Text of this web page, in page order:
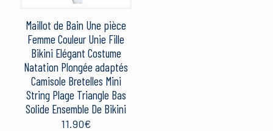
Maillot de Bain Une pièce
Femme Couleur Unie Fille
Bikini Elégant Costume
Natation Plongée adaptés
Camisole Bretelles Mini
String Plage Triangle Bas
Solide Ensemble De Bikini
11.90€